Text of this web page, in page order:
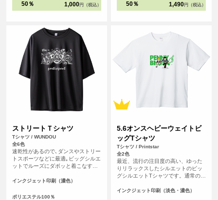
50％ 1,000 円（税込） 50％ 1,490 円（税込）
ストリートＴシャツ
Tシャツ / WUNDOU
全6色
速乾性があるので､ダンスやストリー
トスポーツなどに最適｡ビッグシルエ
ットでルーズにダボッと着こなすと
くことがなく､すぐに乾くので重たく
快適に体を動かすことのできる必須
インクジェット印刷（濃色）
ポリエステル100％
5.6オンスヘビーウェイトビ
ッグTシャツ
Tシャツ / Printstar
全2色
最近、流行の注目度の高い、ゆった
りリラックスしたシルエットのビッ
グシルエットTシャツです。通常のT
ョン性が高く、若い年代から人気が
インクジェット印刷（淡色・濃色）